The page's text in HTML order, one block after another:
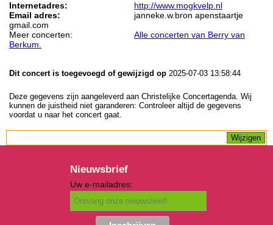
Internetadres:
http://www.mogkvelp.nl
Email adres:
janneke.w.bron apenstaartje
gmail.com
Meer concerten:
Alle concerten van Berry van
Berkum.
Dit concert is toegevoegd of gewijzigd op 2025-07-03 13:58:44
Deze gegevens zijn aangeleverd aan Christelijke Concertagenda. Wij
kunnen de juistheid niet garanderen: Controleer altijd de gegevens
voordat u naar het concert gaat.
Nieuwsbrief
Uw e-mailadres: